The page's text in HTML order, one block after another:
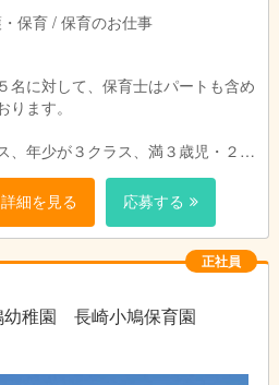
時間以上の勤務
同じシフト勤務。休憩時間60分、
働。ただし、出勤日数は月１７日程
どは相談に応じます。
保育 / 保育のお仕事
名に対して、保育士はパートも含め
ます。
、年少が３クラス、満３歳児・２歳
スあります。
担任で保育を行っております。
詳細を見る 応募する
正社員
稚園 長崎小鳩保育園